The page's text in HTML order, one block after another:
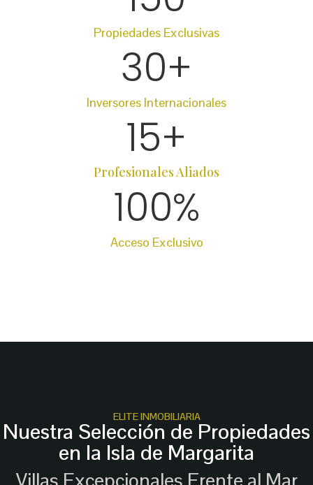
Propiedades Exclusivas
Inversores Internacionales
30+
Profesionales Aliados
15+
Acceso Exclusivo
100%
ELITE INMOBILIARIA
Nuestra Selección de Propiedades
en la Isla de Margarita